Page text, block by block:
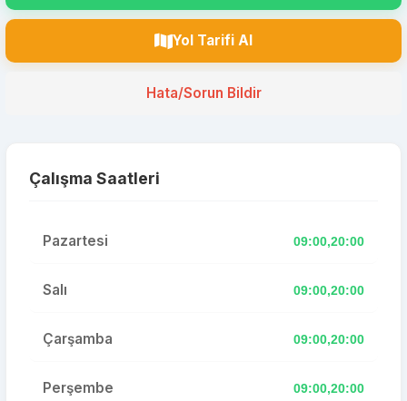
Yol Tarifi Al
Hata/Sorun Bildir
Çalışma Saatleri
Pazartesi 09:00,20:00
Salı 09:00,20:00
Çarşamba 09:00,20:00
Perşembe 09:00,20:00